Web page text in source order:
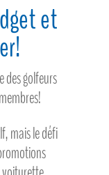
et
des golfeurs
mais le défi